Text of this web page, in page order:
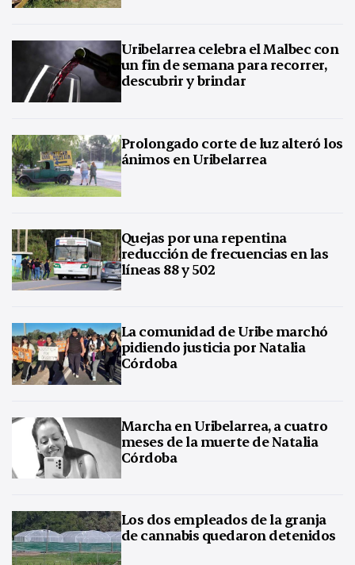
Uribelarrea celebra el Malbec con
un fin de semana para recorrer,
descubrir y brindar
Prolongado corte de luz alteró los
ánimos en Uribelarrea
Quejas por una repentina
reducción de frecuencias en las
líneas 88 y 502
La comunidad de Uribe marchó
pidiendo justicia por Natalia
Córdoba
Marcha en Uribelarrea, a cuatro
meses de la muerte de Natalia
Córdoba
Los dos empleados de la granja
de cannabis quedaron detenidos